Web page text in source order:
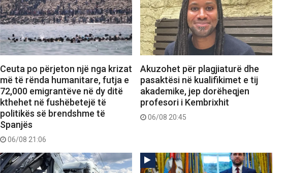
Ceuta po përjeton një nga krizat
më të rënda humanitare, futja e
72,000 emigrantëve në dy ditë
kthehet në fushëbetejë të
politikës së brendshme të
Spanjës
06/08 21:06
Akuzohet për plagjiaturë dhe
pasaktësi në kualifikimet e tij
akademike, jep dorëheqjen
profesori i Kembrixhit
06/08 20:45